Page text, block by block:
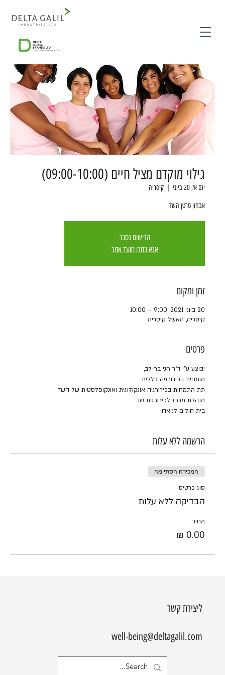
גילוי מוקדם מציל חיים (09:00-10:00)
יום א׳, 20 ביוני
  |
קיסריה
אבחון סרטן השד
הרישום נסגר
אנא בחרו מועד אחר
זמן ומקום
20 ביוני 2021, 9:00 – 10:00
קיסריה, האשל קיסריה
פרטים
יבוצע ע"י ד"ר חני בר-לב,
מומחית בכירורגיה כללית
תת התמחות בכירורגיה אונקולוגית ואונקופלסטית של השד
מנהלת מרכז לכירורגית שד
בית חולים לניאדו
הרשמה ללא עלות
המכירה הסתיימה
סוג כרטיס
הבדיקה ללא עלות
מחיר
ליצירת קשר
well-being@deltagalil.com